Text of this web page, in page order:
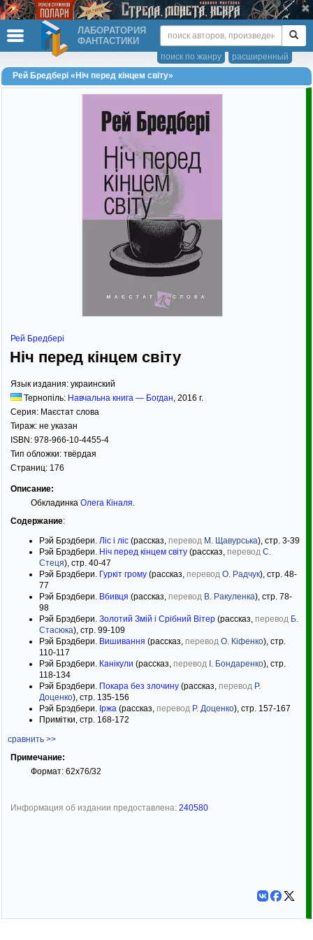
ЛАБОРАТОРИЯ
ФАНТАСТИКИ
расширенный
поиск по жанру
Рей Бредбері «Ніч перед кінцем світу»
Рей Бредбері
Ніч перед кінцем світу
Язык издания: украинский
Тернопіль: Навчальна книга — Богдан, 2016 г.
Серия: Маєстат слова
Тираж: не указан
ISBN: 978-966-10-4455-4
Тип обложки: твёрдая
Страниц: 176
Описание:
Обкладинка Олега Кіналя.
Содержание:
Рэй Брэдбери. Ліс і ліс (рассказ, перевод М. Щавурська), стр. 3-39
Рэй Брэдбери. Ніч перед кінцем світу (рассказ, перевод С.
Стеця), стр. 40-47
Рэй Брэдбери. Гуркіт грому (рассказ, перевод О. Радчук), стр. 48-
77
Рэй Брэдбери. Вбивця (рассказ, перевод В. Ракуленка), стр. 78-
98
Рэй Брэдбери. Золотий Змій і Срібний Вітер (рассказ, перевод Б.
Стасюка), стр. 99-109
Рэй Брэдбери. Вишивання (рассказ, перевод О. Кіфенко), стр.
110-117
Рэй Брэдбери. Канікули (рассказ, перевод І. Бондаренко), стр.
118-134
Рэй Брэдбери. Покара без злочину (рассказ, перевод Р.
Доценко), стр. 135-156
Рэй Брэдбери. Іржа (рассказ, перевод Р. Доценко), стр. 157-167
Примітки, стр. 168-172
сравнить >>
Примечание:
Формат: 62х76/32
Информация об издании предоставлена: 240580